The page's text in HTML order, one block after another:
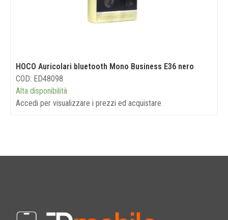
HOCO Auricolari bluetooth Mono Business E36 nero
COD: ED48098
Alta disponibilità
Accedi per visualizzare i prezzi ed acquistare